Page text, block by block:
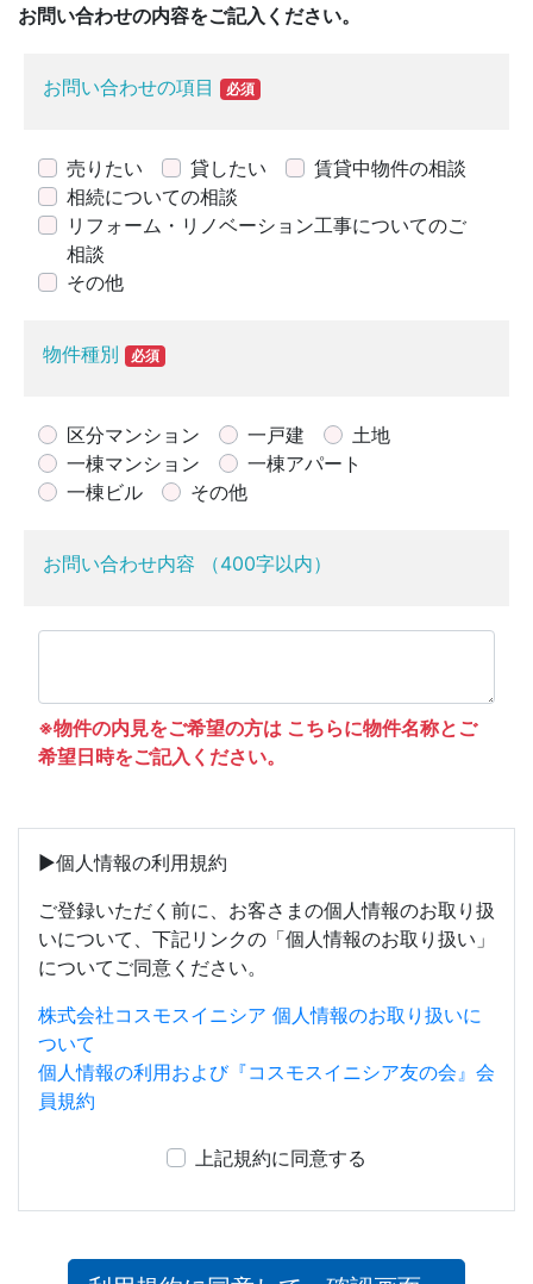
お問い合わせの内容をご記入ください。
お問い合わせの項目 必須
売りたい 貸したい
賃貸中物件の相談
相続についての相談
リフォーム・リノベーション工事についてのご
相談
その他
物件種別 必須
区分マンション 一戸建
土地
一棟マンション
一棟アパート
一棟ビル
その他
お問い合わせ内容 （400字以内）
※物件の内見をご希望の方は こちらに物件名称とご
希望日時をご記入ください。
▶個人情報の利用規約
ご登録いただく前に、お客さまの個人情報のお取り扱
いについて、下記リンクの「個人情報のお取り扱い」
についてご同意ください。
株式会社コスモスイニシア 個人情報のお取り扱いに
ついて
個人情報の利用および『コスモスイニシア友の会』会
員規約
上記規約に同意する